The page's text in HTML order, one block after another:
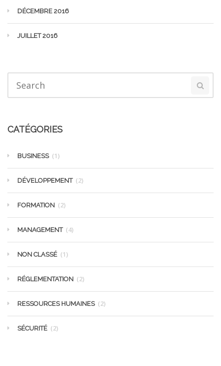
DÉCEMBRE 2016
JUILLET 2016
CATÉGORIES
BUSINESS (1)
DÉVELOPPEMENT (2)
FORMATION (2)
MANAGEMENT (4)
NON CLASSÉ (1)
RÉGLEMENTATION (2)
RESSOURCES HUMAINES (2)
SÉCURITÉ (2)